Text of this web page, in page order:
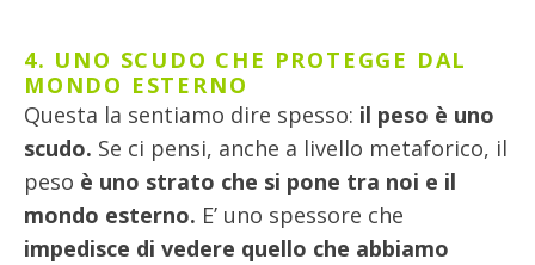
4. UNO SCUDO CHE PROTEGGE DAL
MONDO ESTERNO
Questa la sentiamo dire spesso: il peso è uno
scudo. Se ci pensi, anche a livello metaforico, il
peso è uno strato che si pone tra noi e il
mondo esterno. E’ uno spessore che
impedisce di vedere quello che abbiamo